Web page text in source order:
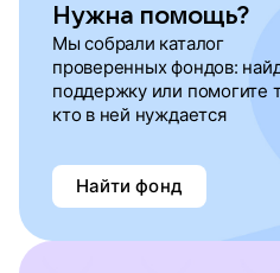
Нужна помощь?
Мы собрали каталог
проверенных фондов:
поддержку или помогите
кто в ней нуждается
Найти фонд